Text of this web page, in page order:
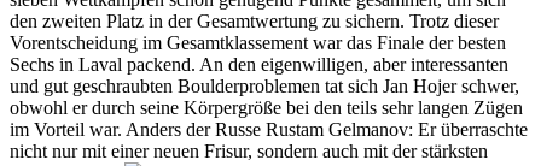
den zweiten Platz in der Gesamtwertung zu sichern. Trotz dieser
Vorentscheidung im Gesamtklassement war das Finale der besten
Sechs in Laval packend. An den eigenwilligen, aber interessanten
und gut geschraubten Boulderproblemen tat sich Jan Hojer schwer,
obwohl er durch seine Körpergröße bei den teils sehr langen Zügen
im Vorteil war. Anders der Russe Rustam Gelmanov: Er überraschte
nicht nur mit einer neuen Frisur, sondern auch mit der stärksten